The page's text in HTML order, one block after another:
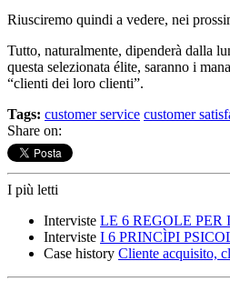
Riusciremo quindi a vedere, nei
Tutto, naturalmente, dipenderà dalla
questa selezionata élite, saranno i
“clienti dei loro clienti”.
Tags: customer service customer
Share on:
I più letti
Interviste LE 6 REGOLE
Interviste I 6 PRINCÌPI
Case history Cliente acquisito,